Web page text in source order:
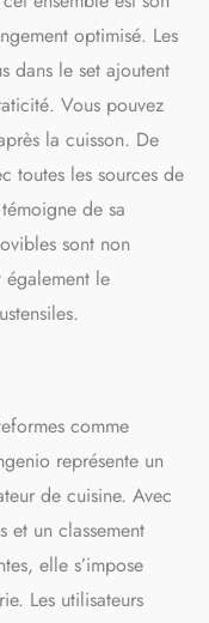
et induction
INTEGRALE :
de
la chaleur pour
et des
durables
optimisé. Les
dans le set ajoutent
Vous pouvez
la cuisson. De
toutes les sources de
de sa
sont non
également le
comme
représente un
de cuisine. Avec
et un classement
elle s’impose
Les utilisateurs